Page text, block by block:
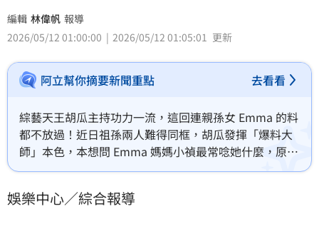
編輯 林偉帆 報導
2026/05/12 01:00:00
2026/05/12 01:05:01 更新
阿立幫你摘要新聞重點 去看看
綜藝天王胡瓜主持功力一流，這回連親孫女 Emma 的料
都不放過！近日祖孫兩人難得同框，胡瓜發揮「爆料大
師」本色，本想問 Emma 媽媽小禎最常唸她什麼，原以
為是整潔問題，沒想到答案竟是「遲到」，意外勾起胡
娛樂中心／綜合報導